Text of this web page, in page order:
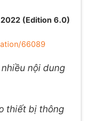
(Edition 6.0)
66089
nội dung
thiết bị thông